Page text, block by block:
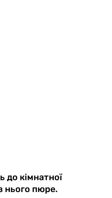
до кімнатної
нього пюре.